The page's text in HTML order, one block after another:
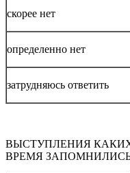
скорее нет
определенно нет
затрудняюсь ответить
ВЫСТУПЛЕНИЯ
ВРЕМЯ